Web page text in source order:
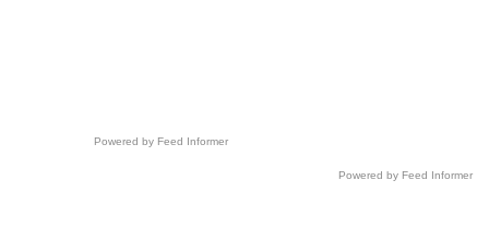
Powered by Feed Informer
Powered by Feed Informer